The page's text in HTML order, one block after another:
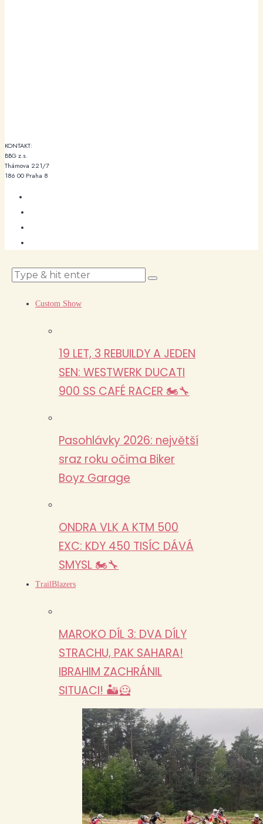
KONTAKT:
BBG z.s.
Thámova 221/7
186 00 Praha 8
Custom Show
19 LET, 3 REBUILDY A JEDEN
SEN: WESTWERK DUCATI
900 SS CAFÉ RACER 🏍️🔧
Pasohlávky 2026: největší
sraz roku očima Biker
Boyz Garage
ONDRA VLK A KTM 500
EXC: KDY 450 TISÍC DÁVÁ
SMYSL 🏍️🔧
TrailBlazers
MAROKO DÍL 3: DVA DÍLY
STRACHU, PAK SAHARA!
IBRAHIM ZACHRÁNIL
SITUACI! 🏜️🦸